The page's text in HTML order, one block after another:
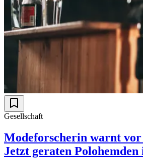
Gesellschaft
Modeforscherin warnt
Jetzt geraten